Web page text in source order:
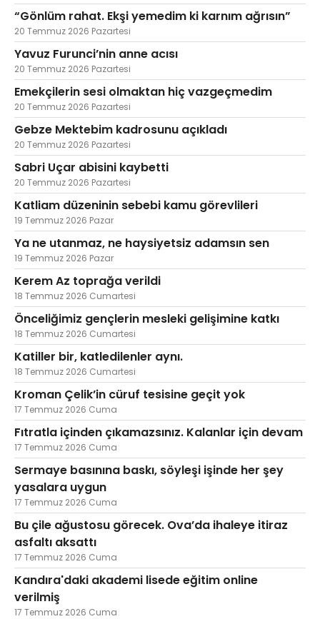
“Gönlüm rahat. Ekşi yemedim ki karnım ağrısın”
20 Temmuz 2026 Pazartesi
Yavuz Furunci’nin anne acısı
20 Temmuz 2026 Pazartesi
Emekçilerin sesi olmaktan hiç vazgeçmedim
20 Temmuz 2026 Pazartesi
Gebze Mektebim kadrosunu açıkladı
20 Temmuz 2026 Pazartesi
Sabri Uçar abisini kaybetti
20 Temmuz 2026 Pazartesi
Katliam düzeninin sebebi kamu görevlileri
19 Temmuz 2026 Pazar
Ya ne utanmaz, ne haysiyetsiz adamsın sen
19 Temmuz 2026 Pazar
Kerem Az toprağa verildi
18 Temmuz 2026 Cumartesi
Önceliğimiz gençlerin mesleki gelişimine katkı
18 Temmuz 2026 Cumartesi
Katiller bir, katledilenler aynı.
18 Temmuz 2026 Cumartesi
Kroman Çelik’in cüruf tesisine geçit yok
17 Temmuz 2026 Cuma
Fıtratla içinden çıkamazsınız. Kalanlar için devam
17 Temmuz 2026 Cuma
Sermaye basınına baskı, söyleşi işinde her şey
yasalara uygun
17 Temmuz 2026 Cuma
Bu çile ağustosu görecek. Ova’da ihaleye itiraz
asfaltı aksattı
17 Temmuz 2026 Cuma
Kandıra'daki akademi lisede eğitim online
verilmiş
17 Temmuz 2026 Cuma